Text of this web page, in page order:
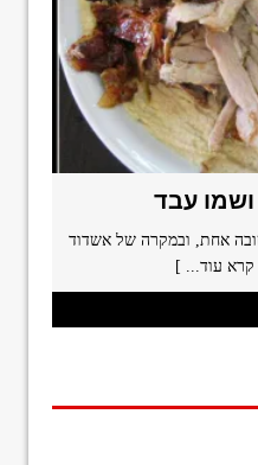
עבד
אחת, ובמקרה של אשדוד
קרא עוד... ]